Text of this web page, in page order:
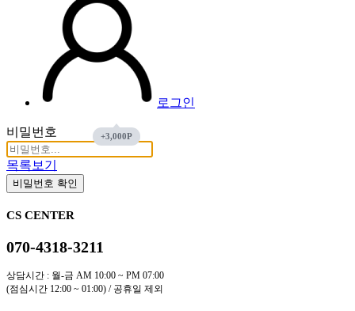
로그인
비밀번호
목록보기
비밀번호 확인
CS CENTER
070-4318-3211
상담시간 : 월-금 AM 10:00 ~ PM 07:00
(점심시간 12:00 ~ 01:00) / 공휴일 제외